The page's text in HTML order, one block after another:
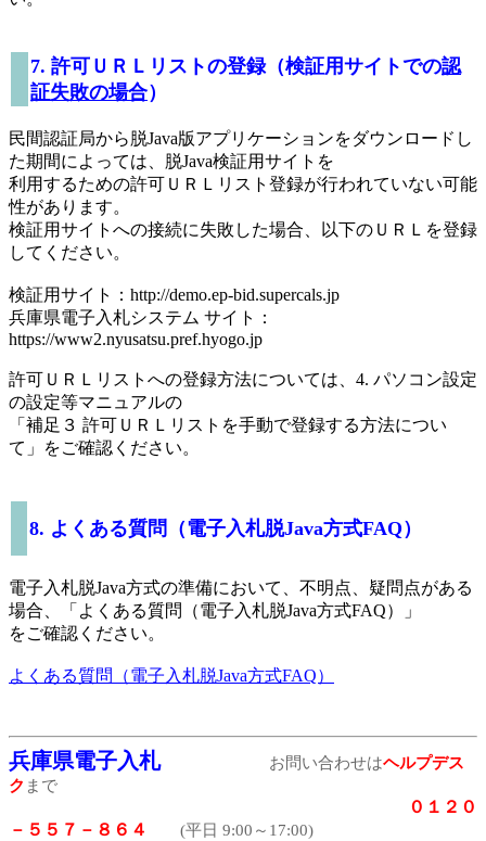
7. 許可ＵＲＬリストの登録（検証用サイトでの認
証失敗の場合）
民間認証局から脱Java版アプリケーションをダウンロードし
た期間によっては、脱Java検証用サイトを
利用するための許可ＵＲＬリスト登録が行われていない可能
性があります。
検証用サイトへの接続に失敗した場合、以下のＵＲＬを登録
してください。
検証用サイト：http://demo.ep-bid.supercals.jp
兵庫県電子入札システム サイト：
https://www2.nyusatsu.pref.hyogo.jp
許可ＵＲＬリストへの登録方法については、4. パソコン設定
の設定等マニュアルの
「補足３ 許可ＵＲＬリストを手動で登録する方法につい
て」をご確認ください。
8. よくある質問（電子入札脱Java方式FAQ）
電子入札脱Java方式の準備において、不明点、疑問点がある
場合、「よくある質問（電子入札脱Java方式FAQ）」
をご確認ください。
よくある質問（電子入札脱Java方式FAQ）
兵庫県電子入札 お問い合わせはヘルプデス
ク まで
０１２０
－５５７－８６４
(平日 9:00～17:00)